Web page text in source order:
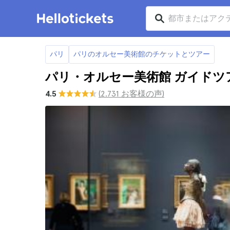
パリ パリのオルセー美術館のチケットとツアー
パリ・オルセー美術館 ガイドツ
4.5 (2.731 お客様の声)